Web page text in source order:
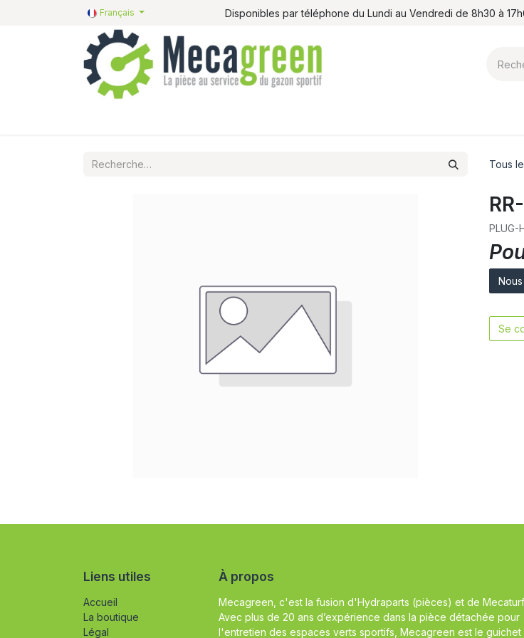
Français Disponibles par téléphone du Lundi au Vendredi de 8h30 à
Tous
PLUG-
Se
Liens utiles
Accueil
La boutique
Légal
À propos
Mecagreen, c'est la fusion d'Hydraparts (pièces) et de
Avec plus de 20 ans d’expérience dans la pièce détachée pour
l'entretien des espaces verts sportifs, Mecagreen est le guichet